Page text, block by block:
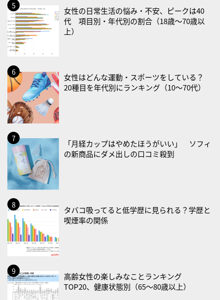
2026/08/30(日)
・ＥＰＡの日
2026/08/31(月)
・菜の日
・血管内破砕術（IVL）の日
2026/09/01(火)
・がん征圧月間
・世界アルツハイマー月間
・健康増進普及月間
・歯ヂカラ探究月間
・職場の健康診断実施強化月間
・大腸がん検診の日
・防災の日
2026/09/02(水)
・がん征圧月間
・世界アルツハイマー月間
・健康増進普及月間
・歯ヂカラ探究月間
・職場の健康診断実施強化月間
2026/09/03(木)
女性の日常生活の悩み・不安、ピークは40
代 項目別・年代別の割合（18歳〜70歳以
上）
女性はどんな運動・スポーツをしている？
20種目を年代別にランキング（10〜70代）
「月経カップはやめたほうがいい」 ソフィ
の新商品にダメ出しの口コミ殺到
タバコ吸ってると低学歴に見られる？学歴と
喫煙率の関係
高齢女性の楽しみなことランキング
TOP20、健康状態別（65〜80歳以上）